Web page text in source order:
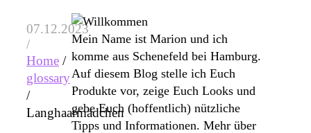
07.12.2023
/
Home /
glossary
/
Langhaarmädchen
Mein Name ist Marion und ich
komme aus Schenefeld bei Hamburg.
Auf diesem Blog stelle ich Euch
Produkte vor, zeige Euch Looks und
gebe Euch (hoffentlich) nützliche
Tipps und Informationen. Mehr über